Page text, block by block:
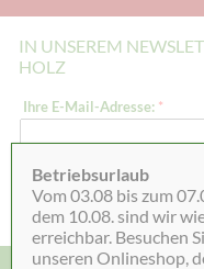
IN UNSEREM
HOLZ
h
e
Ihre E-Mail-Adresse: *
Absenden
Betriebsurlaub
Vom 03.08 bis zum
dem 10.08. sind wir
erreichbar. Besuchen
unseren Onlineshop,